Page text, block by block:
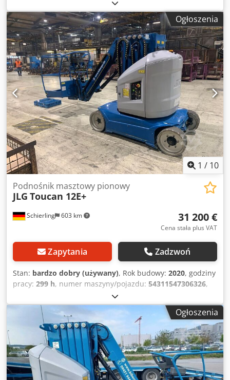
elektryczny, szerokość produktu (maks.):750 mm,
wysokość robocza:5 450 mm, typ silnika: Elektryczny,
producent: Genie Cjdpfjzqcg Sox Alreha
Ogłoszenia
1 / 10
Schierling 603 km
Podnośnik masztowy pionowy
JLG Toucan 12E+
31 200 €
Cena stała plus VAT
Zapytania Zadzwoń
Stan: bardzo dobry (używany), Rok budowy: 2020, godziny
pracy: 299 h, numer maszyny/pojazdu: 54311547306326,
, masa całkowita:
paliwa:elektryczny, szerokość produktu (maks.):1 200
, wysokość robocza:12 650 mm
, typ silnika:
Elektryczny, producent: JLG Csdpfxezqcgfj Alrsha
Ogłoszenia